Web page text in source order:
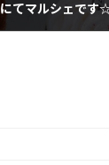
てマルシェです